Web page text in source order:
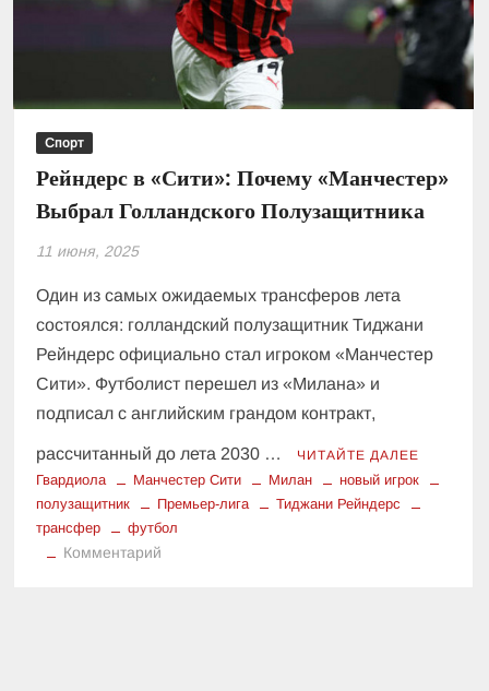
Спорт
Рейндерс в «Сити»: Почему «Манчестер»
Выбрал Голландского Полузащитника
11 июня, 2025
Один из самых ожидаемых трансферов лета
состоялся: голландский полузащитник Тиджани
Рейндерс официально стал игроком «Манчестер
Сити». Футболист перешел из «Милана» и
подписал с английским грандом контракт,
рассчитанный до лета 2030 … ЧИТАЙТЕ ДАЛЕЕ
Гвардиола Манчестер Сити Милан
новый игрок
полузащитник
Премьер-лига
Тиджани Рейндерс
трансфер
футбол
Комментарий